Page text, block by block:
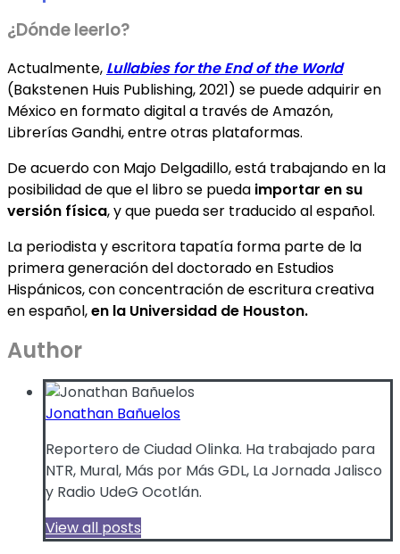
¿Dónde leerlo?
Actualmente, Lullabies for the End of the World
(Bakstenen Huis Publishing, 2021) se puede adquirir en
México en formato digital a través de Amazón,
Librerías Gandhi, entre otras plataformas.
De acuerdo con Majo Delgadillo, está trabajando en la
posibilidad de que el libro se pueda importar en su
versión física, y que pueda ser traducido al español.
La periodista y escritora tapatía forma parte de la
primera generación del doctorado en Estudios
Hispánicos, con concentración de escritura creativa
en español,en la Universidad de Houston.
Author
Jonathan Bañuelos
Reportero de Ciudad Olinka. Ha trabajado para
NTR, Mural, Más por Más GDL, La Jornada Jalisco
y Radio UdeG Ocotlán.
View all posts